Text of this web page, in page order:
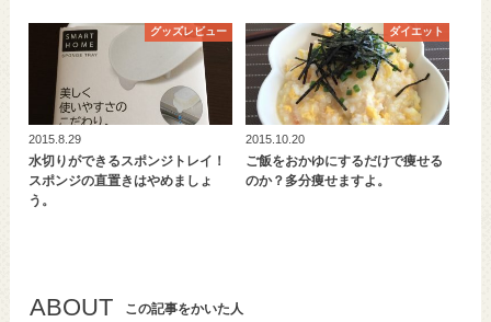
グッズレビュー
2015.8.29
水切りができるスポンジトレイ！
スポンジの直置きはやめましょ
う。
ダイエット
2015.10.20
ご飯をおかゆにするだけで痩せる
のか？多分痩せますよ。
ABOUT この記事をかいた人